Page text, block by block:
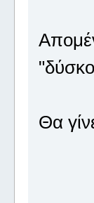
Θα